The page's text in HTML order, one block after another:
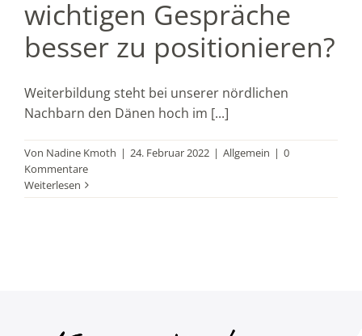
wichtigen Gespräche
besser zu positionieren?
Weiterbildung steht bei unserer nördlichen
Nachbarn den Dänen hoch im [...]
Von Nadine Kmoth | 24. Februar 2022 | Allgemein | 0
Kommentare
Weiterlesen